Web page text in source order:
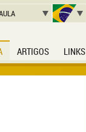
ARTIGOS LINKS